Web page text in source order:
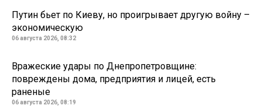
Путин бьет по Киеву, но проигрывает другую войну –
экономическую
06 августа 2026, 08:32
Вражеские удары по Днепропетровщине:
повреждены дома, предприятия и лицей, есть
раненые
06 августа 2026, 08:19